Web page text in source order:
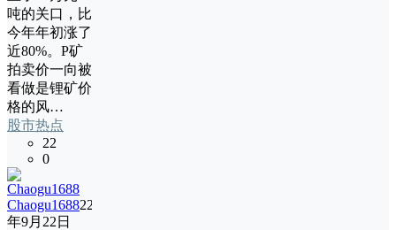
吨的关口，比
今年年初涨了
近80%。P矿
拍卖价一向被
看做是锂矿价
格的风…
股市热点
22
0
Chaogu168822
年9月22日